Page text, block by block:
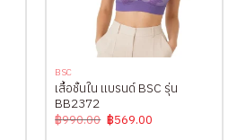
BSC
เสื้อชั้นใน แบรนด์ BSC รุ่น
BB2372
฿990.00 Original
price
฿569.00